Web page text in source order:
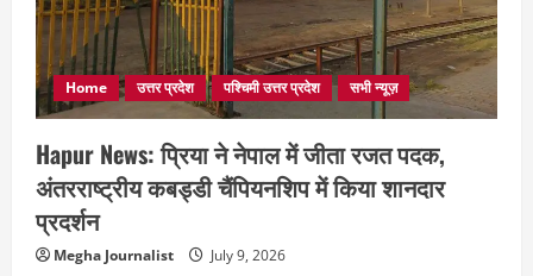
Home उत्तर प्रदेश पश्चिमी उत्तर प्रदेश सभी न्यूज़
Hapur News: प्रिया ने नेपाल में जीता रजत पदक,
अंतरराष्ट्रीय कबड्डी चैंपियनशिप में किया शानदार
प्रदर्शन
Megha Journalist July 9, 2026